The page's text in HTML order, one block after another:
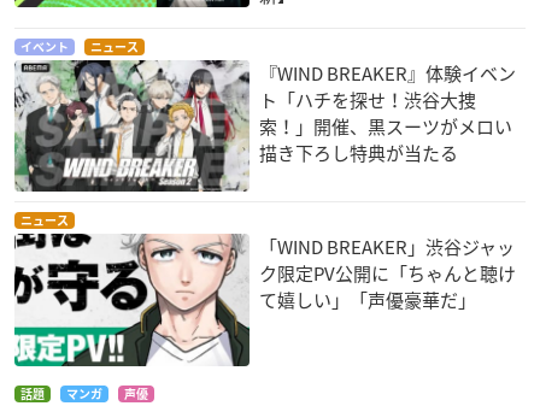
イベント ニュース
『WIND BREAKER』体験イベン
ト「ハチを探せ！渋谷大捜
索！」開催、黒スーツがメロい
描き下ろし特典が当たる
ニュース
「WIND BREAKER」渋谷ジャッ
ク限定PV公開に「ちゃんと聴け
て嬉しい」「声優豪華だ」
話題 マンガ 声優